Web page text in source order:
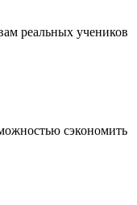
реальных учеников
сэкономить